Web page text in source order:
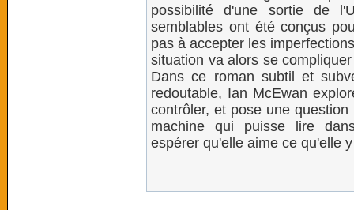
possibilité d'une sortie de
semblables ont été conçus
pas à accepter les
situation va alors se
Dans ce roman subtil et
redoutable, Ian McEwan
contrôler, et pose une
machine qui puisse lire
espérer qu'elle aime ce qu'elle